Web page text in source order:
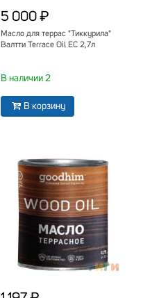
5 000 ₽
Масло для террас "Тиккурила"
Валтти Terrace Oil EC 2,7л
В наличии 2
В корзину